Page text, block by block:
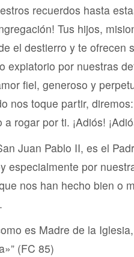
recuerdos hasta
Tus hijos,
el destierro y te ofrecen
expiatorio por nuestras
fiel, generoso y
nos toque partir,
rogar por ti. ¡Adiós!
Juan Pablo II, es el
especialmente por
nos han hecho bien o
es Madre de la
(FC 85)